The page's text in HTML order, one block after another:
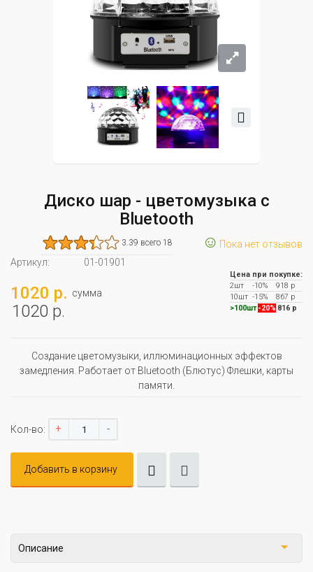
Диско шар - цветомузыка с
Bluetooth
3.39 всего 18 ☺ Пока нет отзывов
Артикул:
01-01901
1020 р. сумма
1020 р.
Цена при покупке:
2шт
-10%
918 р
10шт -15%
867 р
>100шт -20% 816 р
Создание цветомузыки, иллюминационных эффектов
замедления. Работает от Bluetooth (Блютус) Флешки, карты
памяти.
Кол-во: + -
Добавить в корзину
Описание